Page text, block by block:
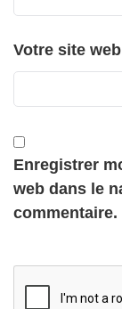
Votre site web
Enregistrer
web dans le
commentaire.